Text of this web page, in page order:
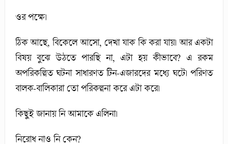
ওর পক্ষে।
ঠিক আছে, বিকেলে আসো, দেখা যাক কি করা যায়। আর একটা
বিষয় বুঝে উঠতে পারছি না, এটা হয় কীভাবে? এ রকম
অপরিকল্পিত ঘটনা সাধারণত টিন-এজারদের মধ্যে ঘটে। পরিণত
বালক-বালিকারা তো পরিকল্পনা করে এটা করে।
কিছুই জানায় নি আমাকে এলিনা।
নিরোধ নাও নি কেন?